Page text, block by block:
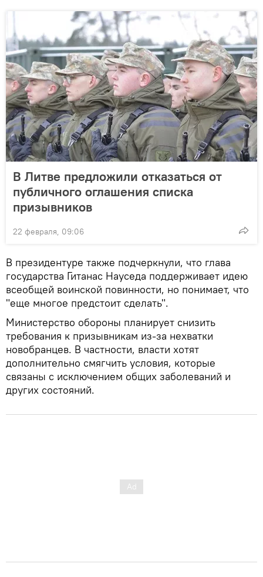
В Литве предложили отказаться от
публичного оглашения списка
призывников
22 февраля, 09:06
В президентуре также подчеркнули, что глава
государства Гитанас Науседа поддерживает идею
всеобщей воинской повинности, но понимает, что
"еще многое предстоит сделать".
Министерство обороны планирует снизить
требования к призывникам из-за нехватки
новобранцев. В частности, власти хотят
дополнительно смягчить условия, которые
связаны с исключением общих заболеваний и
других состояний.